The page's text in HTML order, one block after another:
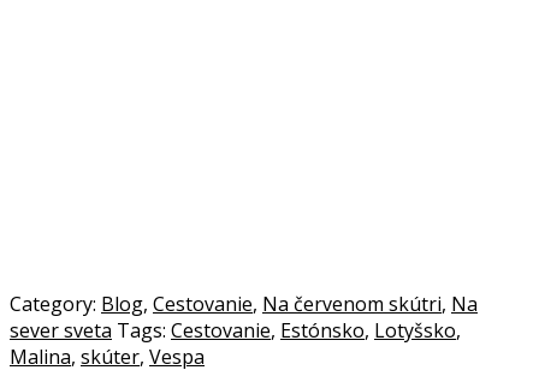
Category: Blog, Cestovanie, Na červenom skútri, Na
sever sveta Tags: Cestovanie, Estónsko, Lotyšsko,
Malina, skúter, Vespa